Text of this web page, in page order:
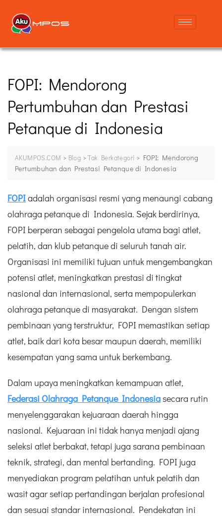
FOPI: Mendorong
Pertumbuhan dan Prestasi
Petanque di Indonesia
AKUMPOS.COM > Blog >Tak Berkategori > FOPI: Mendorong
Pertumbuhan dan Prestasi Petanque di Indonesia
FOPIadalah organisasi resmi yang menaungi cabang
olahraga petanque di Indonesia. Sejak berdirinya,
FOPI berperan sebagai pengelola utama bagi atlet,
pelatih, dan klub petanque di seluruh tanah air.
Organisasi ini memiliki tujuan untuk mengembangkan
potensi atlet, meningkatkan prestasi di tingkat
nasional dan internasional, serta mempopulerkan
olahraga petanque di masyarakat. Dengan sistem
pembinaan yang terstruktur, FOPI memastikan setiap
atlet, baik dari kota besar maupun daerah, memiliki
kesempatan yang sama untuk berkembang.
Dalam upaya meningkatkan kemampuan atlet,
Federasi Olahraga Petanque Indonesiasecara rutin
menyelenggarakan kejuaraan daerah hingga
nasional. Kejuaraan ini tidak hanya menjadi ajang
seleksi atlet berbakat, tetapi juga sarana pembinaan
teknik, strategi, dan mental bertanding. FOPI juga
menyediakan program pelatihan untuk pelatih dan
wasit agar setiap pertandingan berjalan profesional
dan sesuai standar internasional. Pendekatan ini